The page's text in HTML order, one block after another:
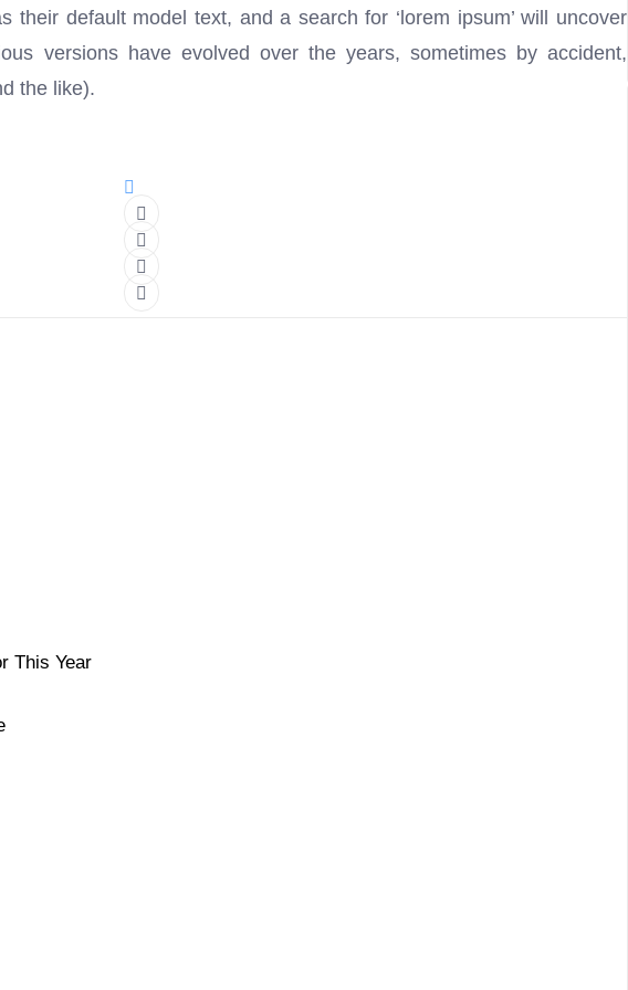
their default model text, and a search for ‘lorem ipsum’ will uncover
versions have evolved over the years, sometimes by accident,
the like).
This Year